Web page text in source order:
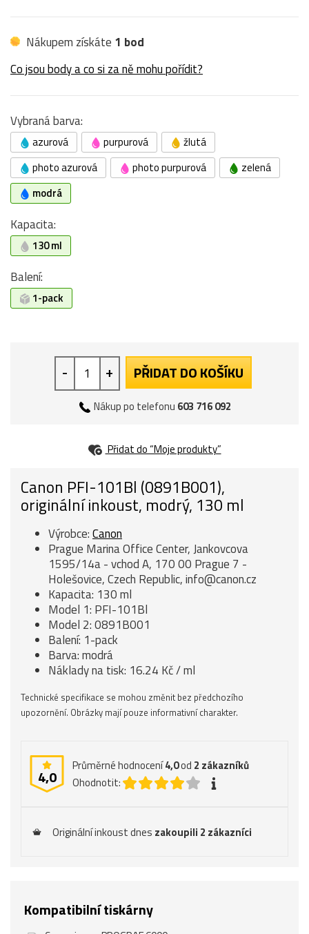
Nákupem získáte 1 bod
Co jsou body a co si za ně mohu pořídit?
Vybraná barva:
azurová purpurová
žlutá
photo azurová
photo purpurová
zelená
modrá
Kapacita:
130 ml
Balení:
1-pack
- + PŘIDAT DO KOŠÍKU
Nákup po telefonu 603 716 092
Přidat do “Moje produkty”
Canon PFI-101Bl (0891B001),
originální inkoust, modrý, 130 ml
Výrobce:Canon
Prague Marina Office Center, Jankovcova
1595/14a - vchod A, 170 00 Prague 7 -
Holešovice, Czech Republic, info@canon.cz
Kapacita: 130 ml
Model 1: PFI-101Bl
Model 2: 0891B001
Balení: 1-pack
Barva: modrá
Náklady na tisk: 16.24 Kč / ml
Technické specifikace se mohou změnit bez předchozího
upozornění. Obrázky mají pouze informativní charakter.
4,0
Průměrné hodnocení4,0od 2 zákazníků
Ohodnotit:
Originální inkoust dnes zakoupili 2 zákazníci
Kompatibilní tiskárny